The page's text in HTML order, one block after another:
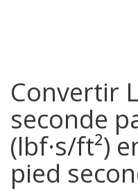
Convertir
seconde
(lbf·s/ft²)
pied